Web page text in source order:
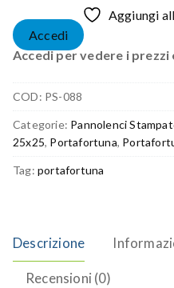
Aggiungi
Accedi
Accedi per vedere i
COD: PS-088
Categorie: Pannolenci
25x25, Portafortuna,
Tag: portafortuna
Descrizione
Recensioni (0)